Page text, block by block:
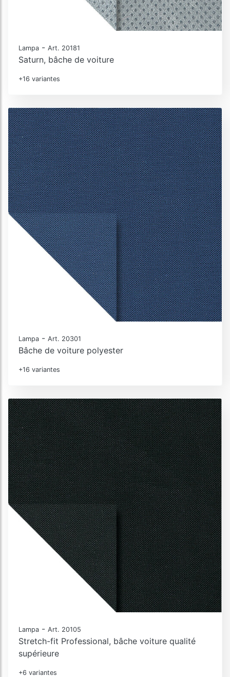
Lampa - Art. 20181
Saturn, bâche de voiture
+16 variantes
Lampa - Art. 20301
Bâche de voiture polyester
+16 variantes
Lampa - Art. 20105
Stretch-fit Professional, bâche voiture qualité
supérieure
+6 variantes